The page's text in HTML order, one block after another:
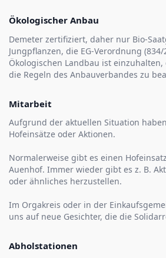
Ökologischer Anbau
Demeter zertifiziert, daher nur Bio-
Jungpflanzen, die EG-Verordnung (834/
Ökologischen Landbau ist
die Regeln des Anbauverbandes zu
Mitarbeit
Aufgrund der aktuellen Situation
Hofeinsätze oder Aktionen.
Normalerweise gibt es einen
Auenhof. Immer wieder gibt es z. B.
oder ähnliches herzustellen.
Im Orgakreis oder in der
uns auf neue Gesichter, die die
Abholstationen